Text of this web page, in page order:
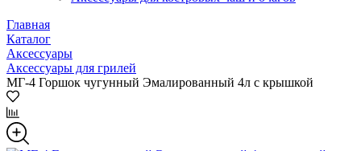
Главная
Каталог
Аксессуары
Аксессуары для грилей
МГ-4 Горшок чугунный Эмалированный 4л с крышкой